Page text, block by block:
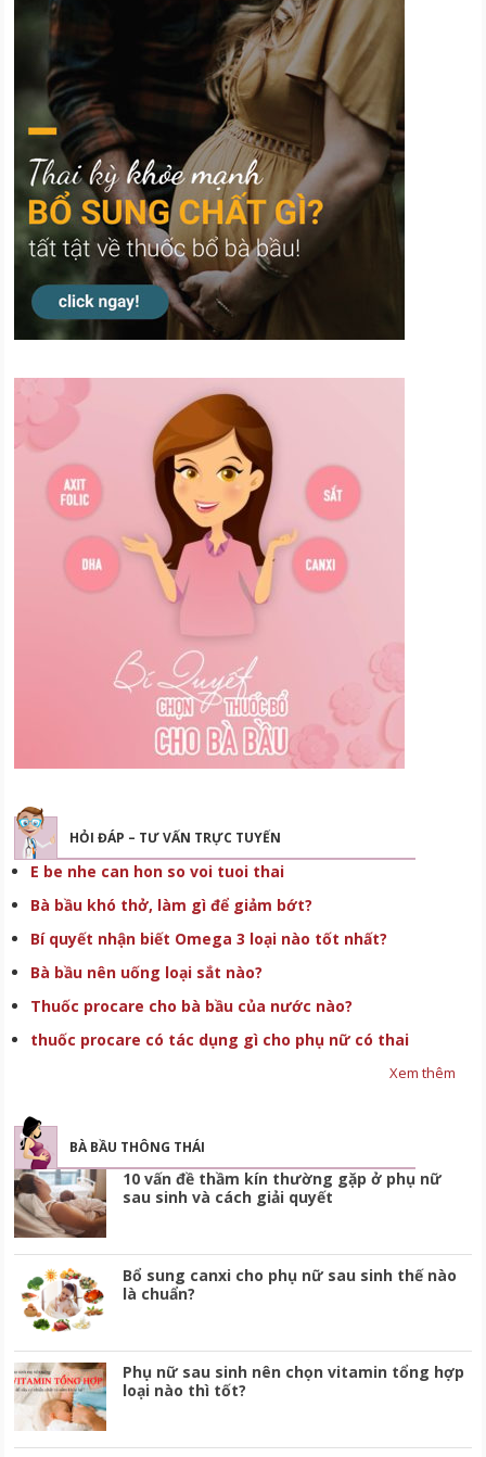
HỎI ĐÁP – TƯ VẤN TRỰC TUYẾN
E be nhe can hon so voi tuoi thai
Bà bầu khó thở, làm gì để giảm bớt?
Bí quyết nhận biết Omega 3 loại nào tốt nhất?
Bà bầu nên uống loại sắt nào?
Thuốc procare cho bà bầu của nước nào?
thuốc procare có tác dụng gì cho phụ nữ có thai
Xem thêm
BÀ BẦU THÔNG THÁI
10 vấn đề thầm kín thường gặp ở phụ nữ
sau sinh và cách giải quyết
Bổ sung canxi cho phụ nữ sau sinh thế nào
là chuẩn?
Phụ nữ sau sinh nên chọn vitamin tổng hợp
loại nào thì tốt?